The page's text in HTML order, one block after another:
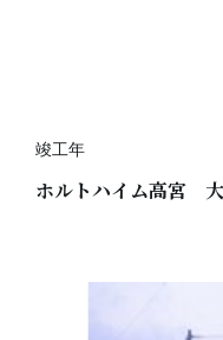
竣工年
ホルトハイム高宮